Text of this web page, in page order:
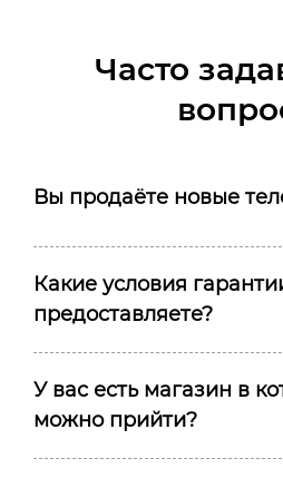
Часто
Вы продаёте новые
Какие условия
предоставляете?
У вас есть магазин в
можно прийти?